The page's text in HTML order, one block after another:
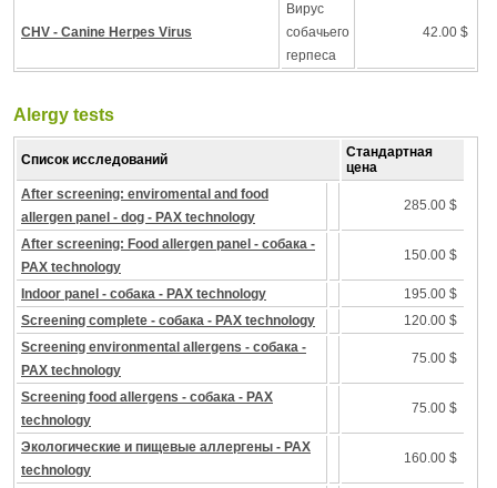
CHV - Canine Herpes Virus
Вирус
собачьего
герпеса
42.00 $
Alergy tests
Список исследований
Стандартная
цена
After screening: enviromental and food
allergen panel - dog - PAX technology
285.00 $
After screening: Food allergen panel - собака -
PAX technology
150.00 $
Indoor panel - собака - PAX technology
195.00 $
Screening complete - собака - PAX technology
120.00 $
Screening environmental allergens - собака -
PAX technology
75.00 $
Screening food allergens - собака - PAX
technology
75.00 $
Экологические и пищевые аллергены - PAX
technology
160.00 $